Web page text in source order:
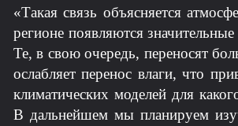
«Такая связь объясняется
регионе появляются
Те, в свою очередь, переносят
ослабляет перенос влаги, что
климатических моделей для
В дальнейшем мы планируем